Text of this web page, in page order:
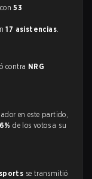
con53
17 asistencias.
contra NRG
en este partido,
de los votos a su
se transmitió